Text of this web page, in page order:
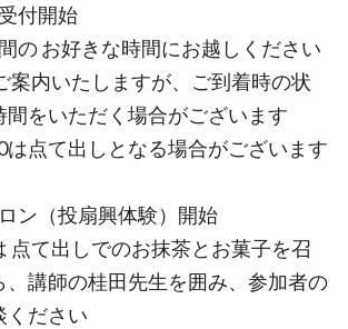
付開始
の お好きな時間にお越しください
案内いたしますが、ご到着時の状
間をいただく場合がございます
は点て出しとなる場合がございます
ン（投扇興体験）開始
点て出しでのお抹茶とお菓子を召
、講師の桂田先生を囲み、参加者の
ください